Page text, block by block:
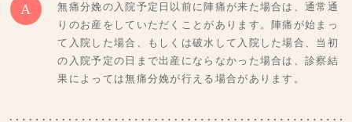
A
無痛分娩の入院予定日以前に陣痛が来た場合は、通常通
りのお産をしていただくことがあります。陣痛が始まっ
て入院した場合、もしくは破水して入院した場合、当初
の入院予定の日まで出産にならなかった場合は、診察結
果によっては無痛分娩が行える場合があります。